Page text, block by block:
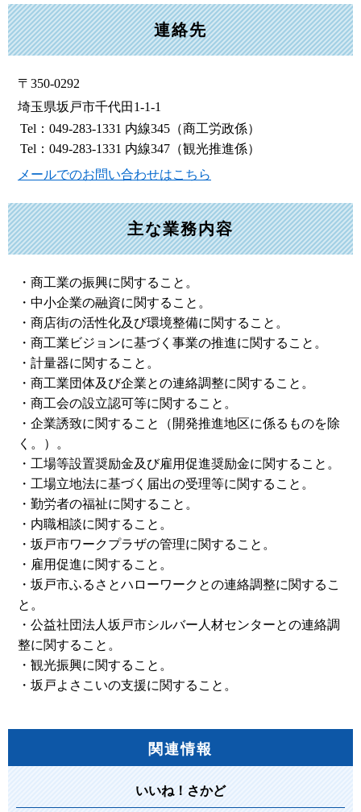
連絡先
〒350-0292
埼玉県坂戸市千代田1-1-1
Tel：049-283-1331 内線345 （商工労政係）
Tel：049-283-1331 内線347 （観光推進係）
メールでのお問い合わせはこちら
主な業務内容
・商工業の振興に関すること。
・中小企業の融資に関すること。
・商店街の活性化及び環境整備に関すること。
・商工業ビジョンに基づく事業の推進に関すること。
・計量器に関すること。
・商工業団体及び企業との連絡調整に関すること。
・商工会の設立認可等に関すること。
・企業誘致に関すること（開発推進地区に係るものを除
く。）。
・工場等設置奨励金及び雇用促進奨励金に関すること。
・工場立地法に基づく届出の受理等に関すること。
・勤労者の福祉に関すること。
・内職相談に関すること。
・坂戸市ワークプラザの管理に関すること。
・雇用促進に関すること。
・坂戸市ふるさとハローワークとの連絡調整に関するこ
と。
・公益社団法人坂戸市シルバー人材センターとの連絡調
整に関すること。
・観光振興に関すること。
・坂戸よさこいの支援に関すること。
関連情報
いいね！さかど